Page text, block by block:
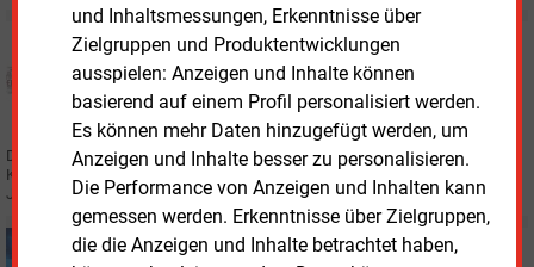
und Inhaltsmessungen, Erkenntnisse über
Zielgruppen und Produktentwicklungen
ausspielen: Anzeigen und Inhalte können
basierend auf einem Profil personalisiert werden.
Es können mehr Daten hinzugefügt werden, um
Anzeigen und Inhalte besser zu personalisieren.
Die Performance von Anzeigen und Inhalten kann
gemessen werden. Erkenntnisse über Zielgruppen,
die die Anzeigen und Inhalte betrachtet haben,
KWK
"Wir geben dem Wärmespeicher eine aktive Rolle"
Den Wärmespeicher sieht VK Energie als Schlüssel zur Flexibilisierung der
KWK. Wie er dafür intelligent gemacht wird, erläutert Geschäftsführer
Johannes Jungwirth.
Freitag, 12.03.2021, 14:14